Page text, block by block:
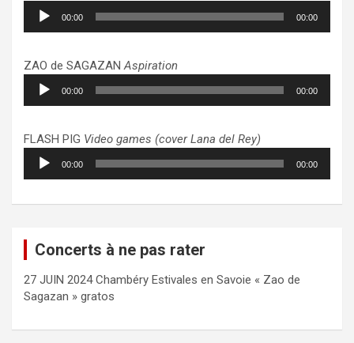
Lecteur
audio
00:00 00:00
ZAO de SAGAZANAspiration
Lecteur
audio
00:00 00:00
FLASH PIG Video games (cover Lana del Rey)
Lecteur
audio
00:00 00:00
Concerts à ne pas rater
27 JUIN 2024 Chambéry Estivales en Savoie « Zao de
Sagazan » gratos